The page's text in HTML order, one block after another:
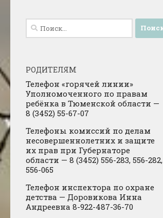
Найти:
РОДИТЕЛЯМ
Телефон «горячей линии»
Уполномоченного по правам
ребёнка в Тюменской области —
8 (3452) 55-67-07
Телефоны комиссий по делам
несовершеннолетних и защите
их прав при Губернаторе
области — 8 (3452) 556-283, 556-282,
556-065
Телефон инспектора по охране
детства — Доровикова Инна
Андреевна 8-922-487-36-70